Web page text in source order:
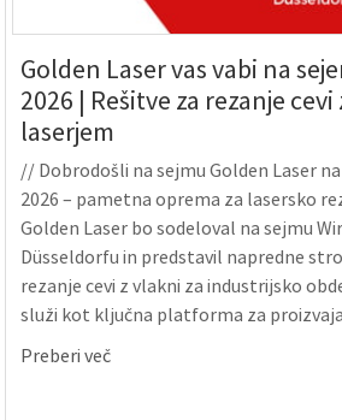
Golden Laser vas vabi na
2026 | Rešitve za rezanje
laserjem
// Dobrodošli na sejmu Golden Laser
2026 – pametna oprema za lasersko
Golden Laser bo sodeloval na sejmu
Düsseldorfu in predstavil napredne
rezanje cevi z vlakni za industrijsko
služi kot ključna platforma za
učinkovite, avtomatizirane in visoko
Preberi več